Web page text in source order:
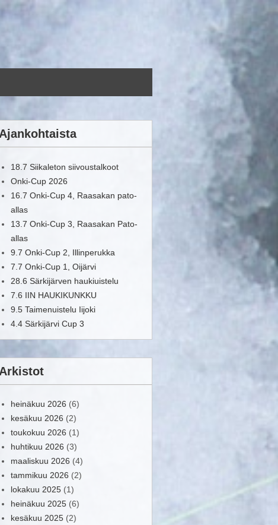
18.7 Siikaleton siivoustalkoot
Onki-Cup 2026
16.7 Onki-Cup 4, Raasakan pato-
allas
13.7 Onki-Cup 3, Raasakan Pato-
allas
9.7 Onki-Cup 2, Illinperukka
7.7 Onki-Cup 1, Oijärvi
28.6 Särkijärven haukiuistelu
7.6 IIN HAUKIKUNKKU
9.5 Taimenuistelu Iijoki
4.4 Särkijärvi Cup 3
Arkistot
heinäkuu 2026 (6)
kesäkuu 2026 (2)
toukokuu 2026 (1)
huhtikuu 2026 (3)
maaliskuu 2026 (4)
tammikuu 2026 (2)
lokakuu 2025 (1)
heinäkuu 2025 (6)
kesäkuu 2025 (2)